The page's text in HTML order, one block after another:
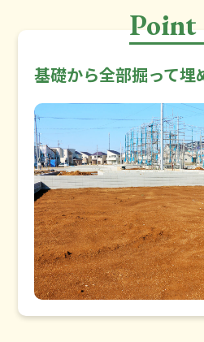
Point
基礎から全部掘って埋